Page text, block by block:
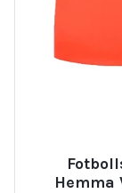
Hemma